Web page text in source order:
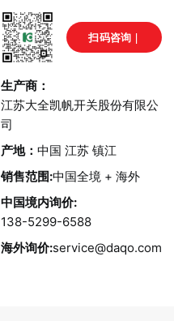
扫码咨询 |
138-5299-
生产商：
江苏大全凯帆开关股份有限公
司
产地： 中国 江苏 镇江
销售范围:中国全境 + 海外
中国境内询价:
138-5299-6588
海外询价:service@daqo.com